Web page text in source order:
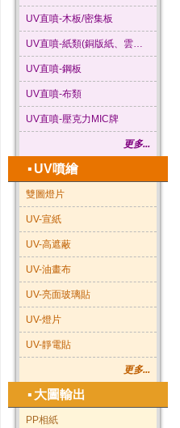
UV直噴-木板/密集板
UV直噴-紙類(銅版紙、雲彩紙…等)
UV直噴-鋼板
UV直噴-布類
UV直噴-壓克力MIC牌
更多...
▪ UV噴繪
雙圖燈片
UV-宣紙
UV-高遮蔽
UV-油畫布
UV-亮面玻璃貼
UV-燈片
UV-靜電貼
更多...
▪ 大圖輸出
PP相紙